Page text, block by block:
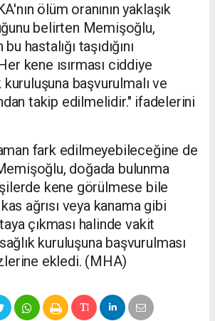
ölüm oranının yaklaşık
belirten Memişoğlu,
hastalığı taşıdığını
kene ısırması ciddiye
kuruluşuna başvurulmalı ve
takip edilmelidir." ifadelerini
fark edilmeyebileceğine de
doğada bulunma
kene görülmese bile
ağrısı veya kanama gibi
çıkması halinde vakit
kuruluşuna başvurulması
ekledi. (MHA)